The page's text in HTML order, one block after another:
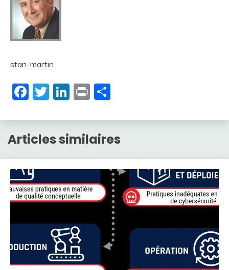
stan-martin
Facebook
Twitter
LinkedIn
Print
Articles similaires